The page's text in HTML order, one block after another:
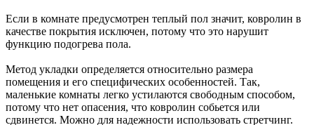
Если в комнате предусмотрен теплый пол значит, ковролин в
качестве покрытия исключен, потому что это нарушит
функцию подогрева пола.
Метод укладки определяется относительно размера
помещения и его специфических особенностей. Так,
маленькие комнаты легко устилаются свободным способом,
потому что нет опасения, что ковролин собьется или
сдвинется. Можно для надежности использовать стретчинг.